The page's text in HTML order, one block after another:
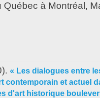
Québec à Montréal,
« Les dialogues entre
contemporain et actuel
d'art historique